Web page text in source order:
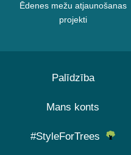
Ēdenes mežu atjaunošanas
projekti
Palīdzība
Mans konts
#StyleForTrees